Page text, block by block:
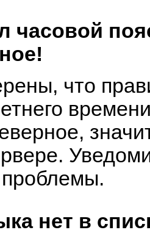
часовой
что
нет в